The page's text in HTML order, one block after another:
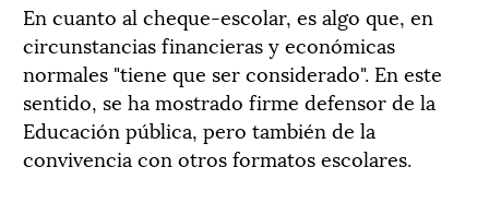
En cuanto al cheque-escolar, es algo que, en
circunstancias financieras y económicas
normales "tiene que ser considerado". En este
sentido, se ha mostrado firme defensor de la
Educación pública, pero también de la
convivencia con otros formatos escolares.